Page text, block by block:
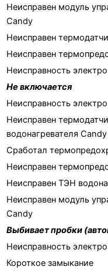
Неисправен модуль
Candy
Неисправен
Неисправен
Неисправность
Не включается
Неисправность
Неисправен
водонагревателя Candy
Сработал
Неисправен
Неисправен ТЭН
Неисправен модуль
Candy
Выбивает пробки
Неисправность
Короткое замыкание